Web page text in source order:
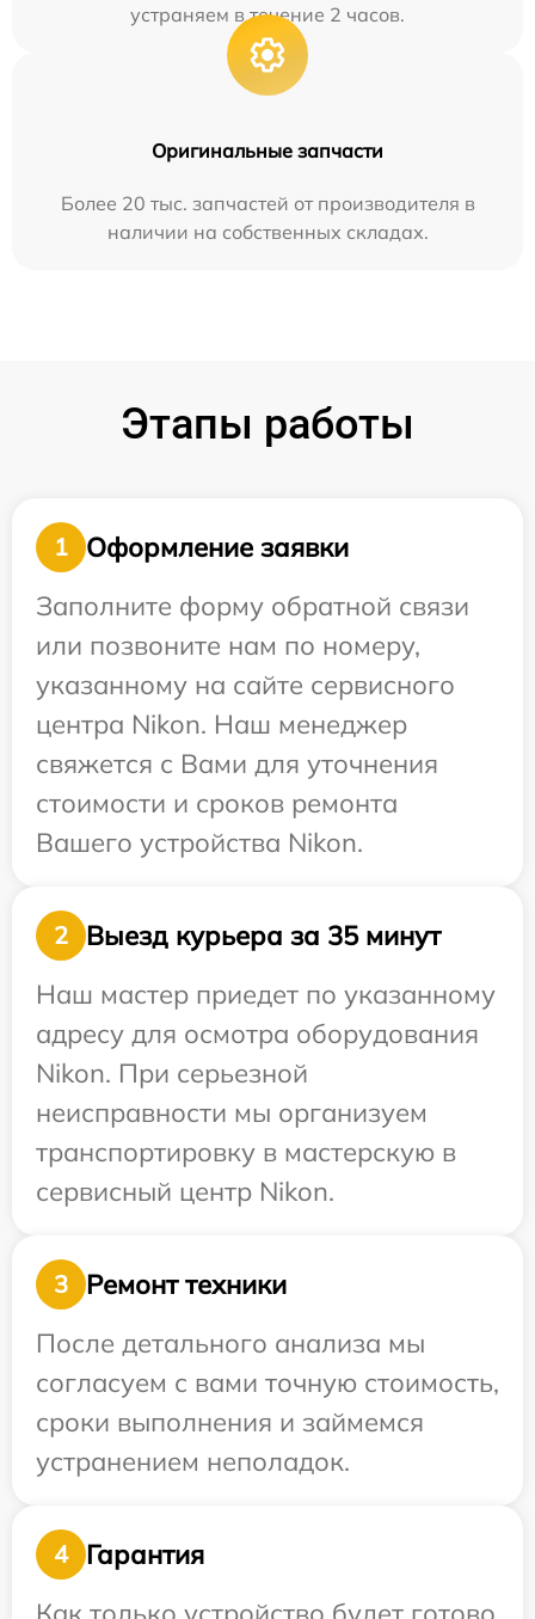
устраняем в течение 2 часов.
Оригинальные запчасти
Более 20 тыс. запчастей от производителя в
наличии на собственных складах.
Этапы работы
1
Оформление заявки
Заполните форму обратной связи
или позвоните нам по номеру,
указанному на сайте сервисного
центра Nikon. Наш менеджер
свяжется с Вами для уточнения
стоимости и сроков ремонта
Вашего устройства Nikon.
2
Выезд курьера за 35 минут
Наш мастер приедет по указанному
адресу для осмотра оборудования
Nikon. При серьезной
неисправности мы организуем
транспортировку в мастерскую в
сервисный центр Nikon.
3
Ремонт техники
После детального анализа мы
согласуем с вами точную стоимость,
сроки выполнения и займемся
устранением неполадок.
4
Гарантия